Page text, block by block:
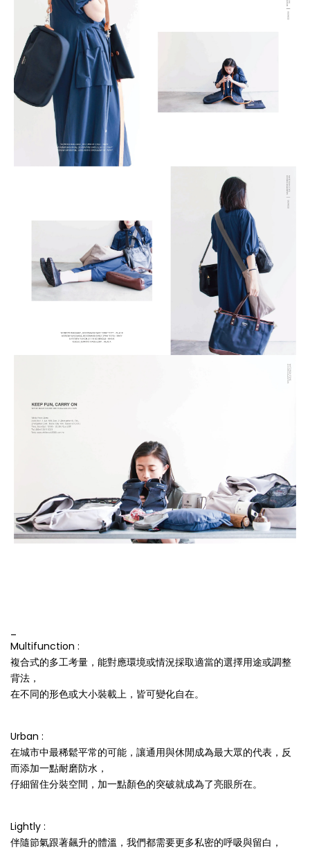
Multifunction :
複合式的多工考量，能對應環境或情況採取適當的選擇用途或調整
背法，
在不同的形色或大小裝載上，皆可變化自在。
Urban :
在城市中最稀鬆平常的可能，讓通用與休閒成為最大眾的代表，反
而添加一點耐磨防水，
仔細留住分裝空間，加一點顏色的突破就成為了亮眼所在。
Lightly :
伴隨節氣跟著飆升的體溫，我們都需要更多私密的呼吸與留白，